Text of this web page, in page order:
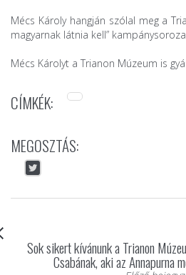
Mécs Károly hangján szólal meg a
magyarnak látnia kell”
Mécs Károlyt a Trianon Múzeum is
CÍMKÉK:
MEGOSZTÁS:
Sok sikert kívánunk a Trianon
Csabának, aki az Annapurna